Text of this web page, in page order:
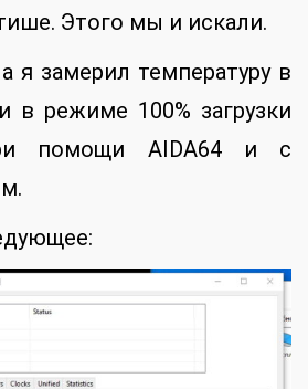
Этого мы и искали.
я замерил температуру в
в режиме 100% загрузки
помощи AIDA64 и с